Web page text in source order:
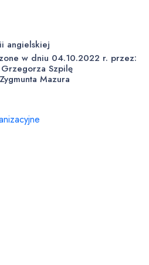
angielskiej
w dniu 04.10.2022 r. przez:
Szpilę
Mazura